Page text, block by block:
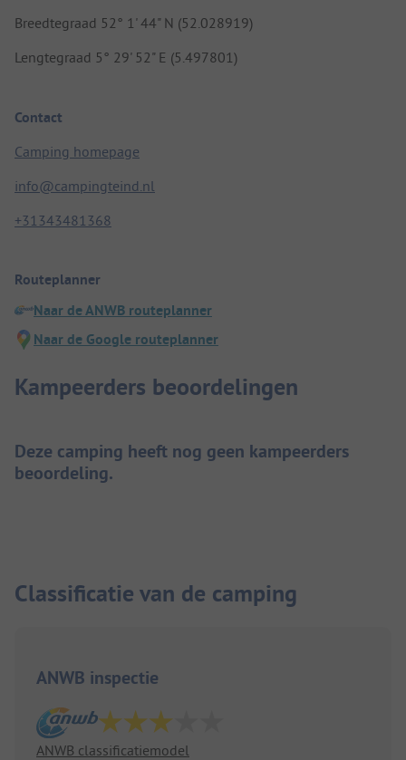
Breedtegraad 52° 1' 44" N (52.028919)
Lengtegraad 5° 29' 52" E (5.497801)
Contact
Camping homepage
info@campingteind.nl
+31343481368
Routeplanner
Naar de ANWB routeplanner
Naar de Google routeplanner
Kampeerders beoordelingen
Deze camping heeft nog geen kampeerders
beoordeling.
Classificatie van de camping
ANWB inspectie
ANWB classificatiemodel